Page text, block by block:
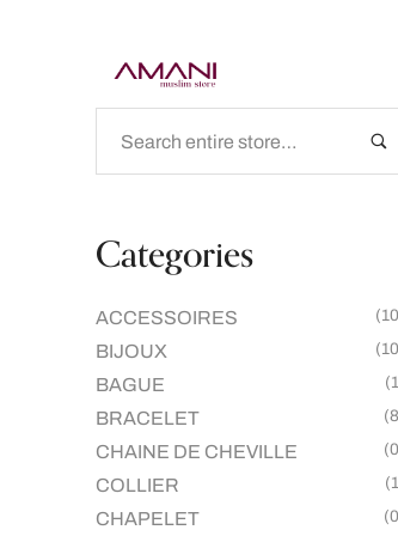
Categories
ACCESSOIRES
BIJOUX
BAGUE
BRACELET
CHAINE DE CHEVILLE
COLLIER
CHAPELET